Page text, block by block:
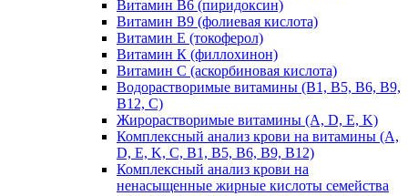
Витамин В6 (пиридоксин)
Витамин В9 (фолиевая кислота)
Витамин Е (токоферол)
Витамин К (филлохинон)
Витамин С (аскорбиновая кислота)
Водорастворимые витамины (B1, B5, B6, В9,
В12, С)
Жирорастворимые витамины (A, D, E, K)
Комплексный анализ крови на витамины (A,
D, E, K, C, B1, B5, B6, В9, B12)
Комплексный анализ крови на
ненасыщенные жирные кислоты семейства